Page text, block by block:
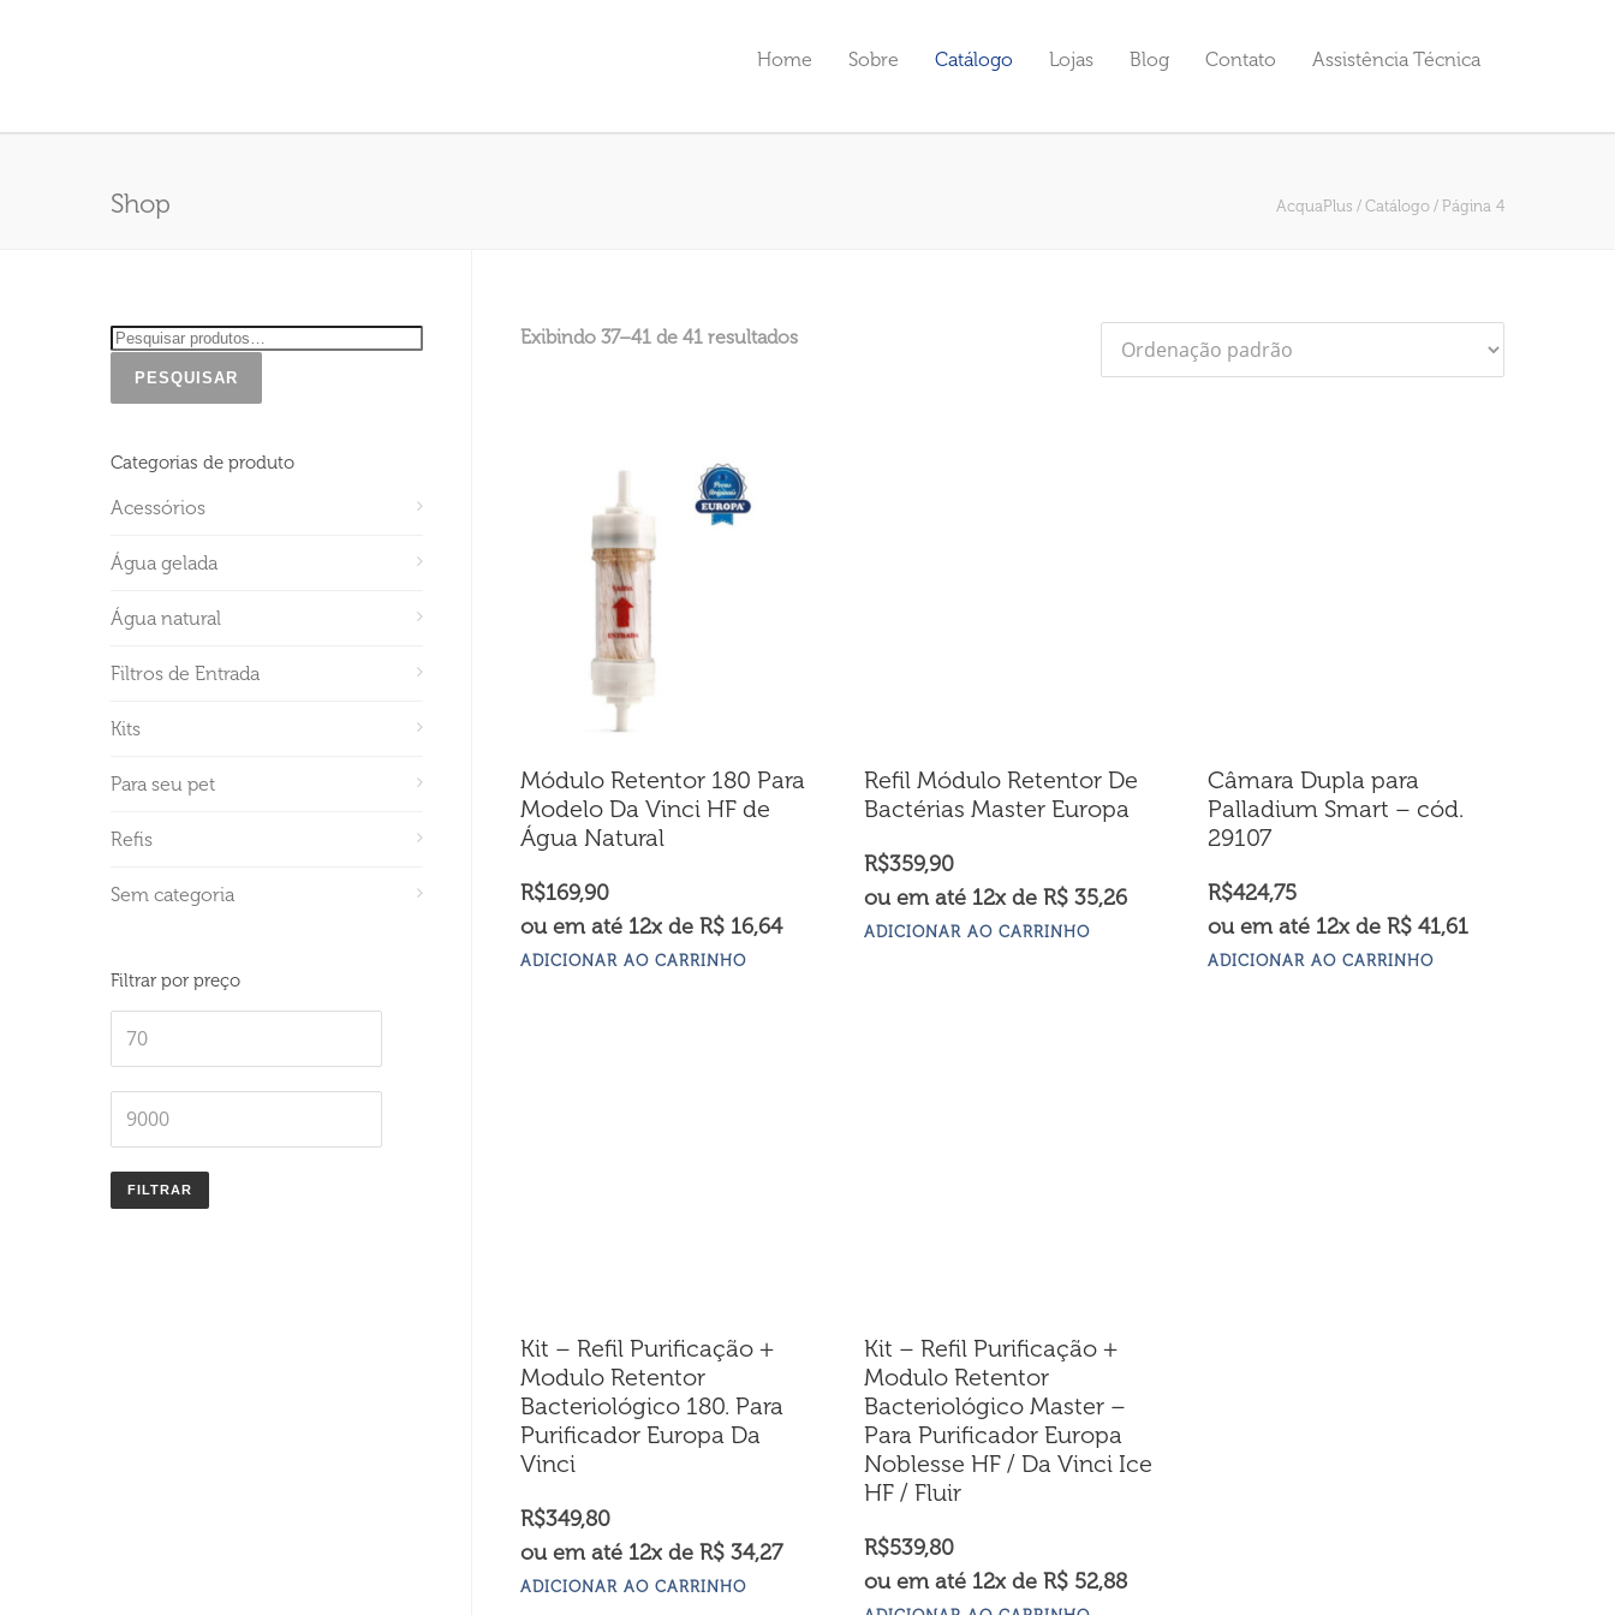
Home Sobre Catálogo Lojas Blog Contato Assistência Técnica
Shop AcquaPlus / Catálogo / Página 4
Exibindo 37–41 de 41 resultados
Módulo Retentor 180 Para
Modelo Da Vinci HF de
Água Natural
R$169,90
ou em até 12x de R$ 16,64
ADICIONAR AO CARRINHO
Refil Módulo Retentor De
Bactérias Master Europa
R$359,90
ou em até 12x de R$ 35,26
ADICIONAR AO CARRINHO
Câmara Dupla para
Palladium Smart – cód.
29107
R$424,75
ou em até 12x de R$ 41,61
ADICIONAR AO CARRINHO
Kit – Refil Purificação +
Modulo Retentor
Bacteriológico 180. Para
Purificador Europa Da
Vinci
R$349,80
ou em até 12x de R$ 34,27
ADICIONAR AO CARRINHO
Kit – Refil Purificação +
Modulo Retentor
Bacteriológico Master –
Para Purificador Europa
Noblesse HF / Da Vinci Ice
HF / Fluir
R$539,80
ou em até 12x de R$ 52,88
PESQUISAR
Categorias de produto
Acessórios
Água gelada
Água natural
Filtros de Entrada
Kits
Para seu pet
Refis
Sem categoria
Filtrar por preço
FILTRAR